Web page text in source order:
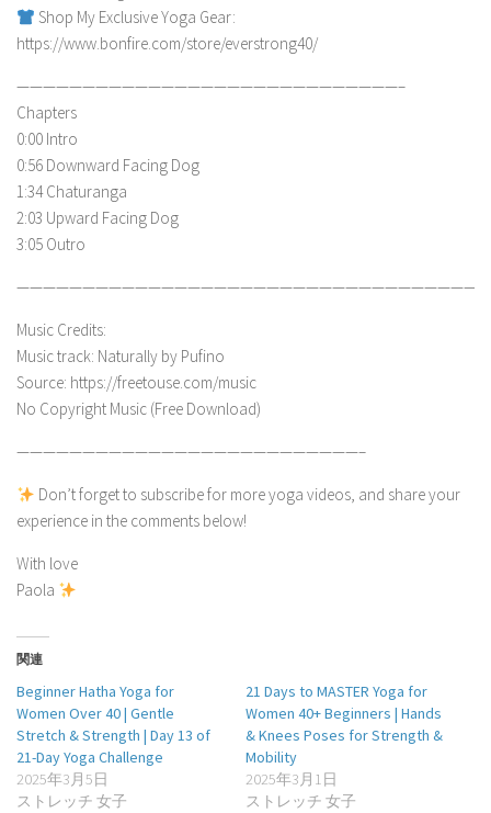
Shop My Exclusive Yoga Gear:
https://www.bonfire.com/store/everstrong40/
—————————————————————————————–
Chapters
0:00 Intro
0:56 Downward Facing Dog
1:34 Chaturanga
2:03 Upward Facing Dog
3:05 Outro
Music Credits:
Music track: Naturally by Pufino
Source: https://freetouse.com/music
No Copyright Music (Free Download)
——————————————————————————–
Don’t forget to subscribe for more yoga videos, and share your
experience in the comments below!
With love
Paola
関連
Beginner Hatha Yoga for
Women Over 40 | Gentle
Stretch & Strength | Day 13 of
21-Day Yoga Challenge
2025年3月5日
ストレッチ 女子
21 Days to MASTER Yoga for
Women 40+ Beginners | Hands
& Knees Poses for Strength &
Mobility
2025年3月1日
ストレッチ 女子